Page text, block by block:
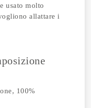
usato molto
allattare i
100%